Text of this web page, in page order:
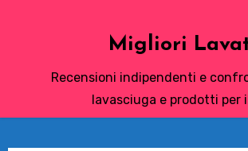
Migliori
Recensioni indipendenti e
lavasciuga e prodotti per